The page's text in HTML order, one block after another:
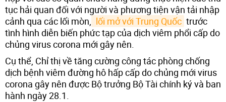
tục hải quan đối với người và phương tiện vận tải nhập
cảnh qua các lối mòn,
lối mở với Trung Quốc trước
tình hình diễn biến phức tạp của dịch viêm phổi cấp do
chủng virus corona mới gây nên.
Cụ thể, Chỉ thị về tăng cường công tác phòng chống
dịch bệnh viêm đường hô hấp cấp do chủng mới virus
corona gây nên được Bộ trưởng Bộ Tài chính ký và ban
hành ngày 28.1.